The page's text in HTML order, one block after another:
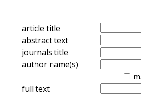
article title
abstract text
journals title
author name(s)
full text